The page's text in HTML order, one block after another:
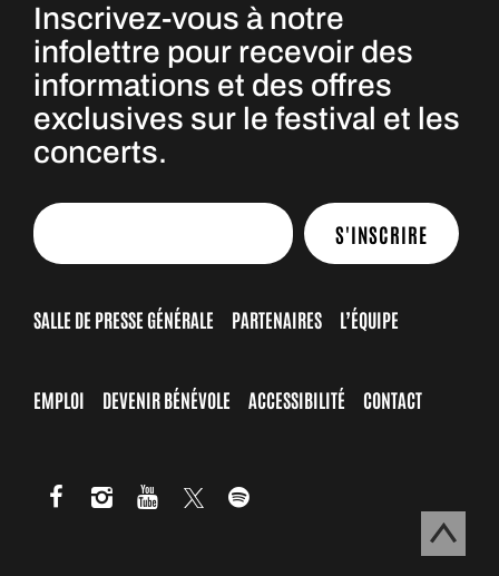
Inscrivez-vous à notre
infolettre pour recevoir des
informations et des offres
exclusives sur le festival et les
concerts.
S'INSCRIRE
SALLE DE PRESSE GÉNÉRALE PARTENAIRES L’ÉQUIPE
EMPLOI DEVENIR BÉNÉVOLE ACCESSIBILITÉ CONTACT